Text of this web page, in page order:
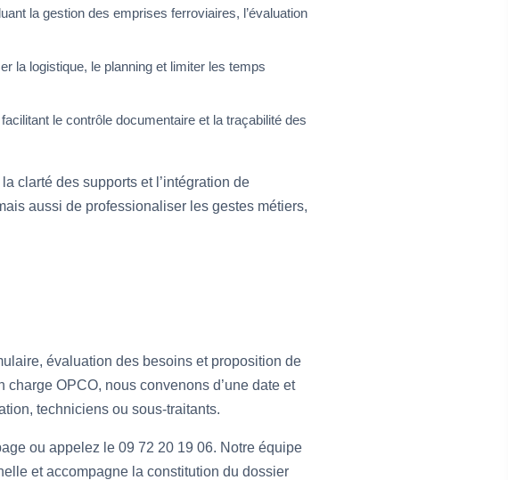
la gestion des emprises ferroviaires, l’évaluation
la logistique, le planning et limiter les temps
le contrôle documentaire et la traçabilité des
clarté des supports et l’intégration de
aussi de professionaliser les gestes métiers,
évaluation des besoins et proposition de
OPCO, nous convenons d’une date et
techniciens ou sous-traitants.
ou appelez le 09 72 20 19 06. Notre équipe
et accompagne la constitution du dossier